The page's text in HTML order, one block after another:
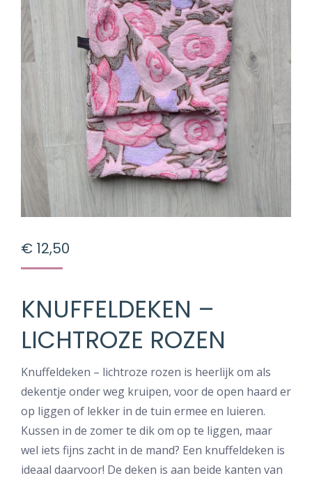
€ 12,50
KNUFFELDEKEN –
LICHTROZE ROZEN
Knuffeldeken – lichtroze rozen is heerlijk om als
dekentje onder weg kruipen, voor de open haard er
op liggen of lekker in de tuin ermee en luieren.
Kussen in de zomer te dik om op te liggen, maar
wel iets fijns zacht in de mand? Een knuffeldeken is
ideaal daarvoor! De deken is aan beide kanten van